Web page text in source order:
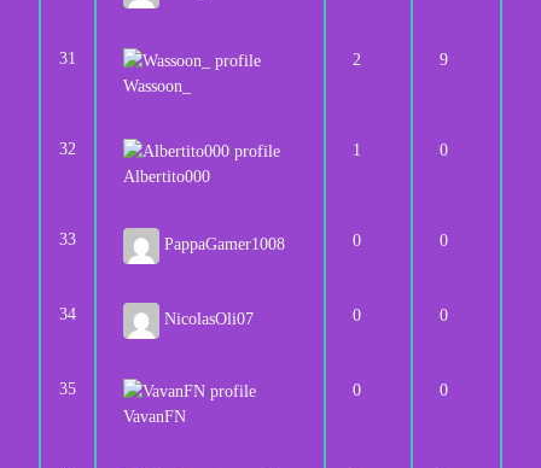
31
Wassoon_
2 9
32
Albertito000
1 0
33 PappaGamer1008 0 0
34 NicolasOli07 0 0
35
VavanFN
0 0